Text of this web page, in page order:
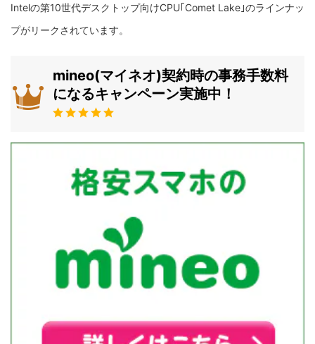
Intelの第10世代デスクトップ向けCPU｢Comet Lake｣のラインナッ
プがリークされています。
mineo(マイネオ)契約時の事務手数料
になるキャンペーン実施中！